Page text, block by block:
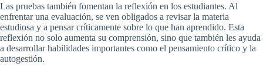
Las pruebas también fomentan la reflexión en los estudiantes. Al
enfrentar una evaluación, se ven obligados a revisar la materia
estudiosa y a pensar críticamente sobre lo que han aprendido. Esta
reflexión no solo aumenta su comprensión, sino que también les ayuda
a desarrollar habilidades importantes como el pensamiento crítico y la
autogestión.